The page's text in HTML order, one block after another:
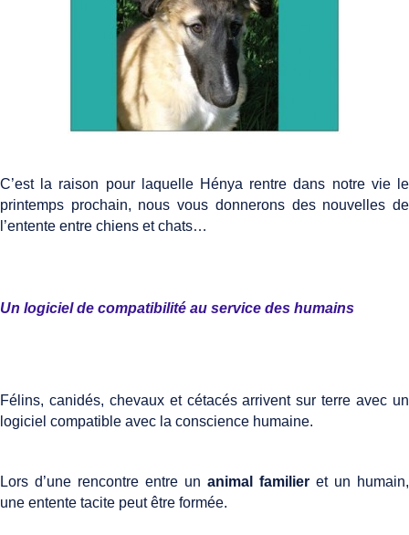
C’est la raison pour laquelle Hénya rentre dans notre vie le
printemps prochain, nous vous donnerons des nouvelles de
l’entente entre chiens et chats…
Un logiciel de compatibilité au service des humains
Félins, canidés, chevaux et cétacés arrivent sur terre avec un
logiciel compatible avec la conscience humaine.
Lors d’une rencontre entre un animal familier et un humain,
une entente tacite peut être formée.